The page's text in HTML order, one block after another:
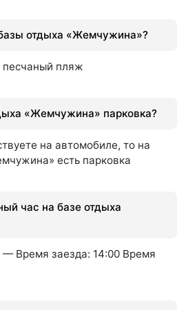
отдыха «Жемчужина»?
песчаный пляж
«Жемчужина» парковка?
на автомобиле, то на
есть парковка
час на базе отдыха
Время заезда: 14:00 Время